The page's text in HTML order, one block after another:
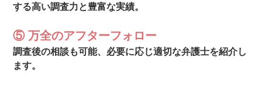
する高い調査力と豊富な実績。
⑤ 万全のアフターフォロー
調査後の相談も可能、必要に応じ適切な弁護士を紹介し
ます。